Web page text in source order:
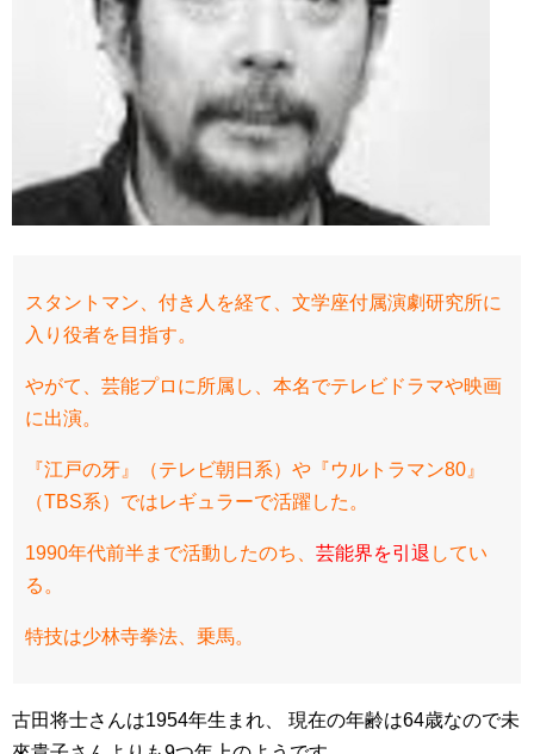
スタントマン、付き人を経て、文学座付属演劇研究所に
入り役者を目指す。
やがて、芸能プロに所属し、本名でテレビドラマや映画
に出演。
『江戸の牙』（テレビ朝日系）や『ウルトラマン80』
（TBS系）ではレギュラーで活躍した。
1990年代前半まで活動したのち、 芸能界を引退 してい
る。
特技は少林寺拳法、乗馬。
古田将士さんは1954年生まれ、 現在の年齢は64歳なので未